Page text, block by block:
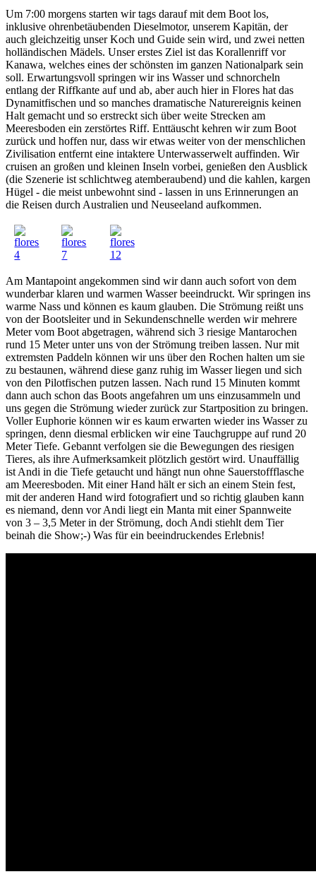
Um 7:00 morgens starten wir tags darauf mit dem Boot los,
inklusive ohrenbetäubenden Dieselmotor, unserem Kapitän, der
auch gleichzeitig unser Koch und Guide sein wird, und zwei netten
holländischen Mädels. Unser erstes Ziel ist das Korallenriff vor
Kanawa, welches eines der schönsten im ganzen Nationalpark sein
soll. Erwartungsvoll springen wir ins Wasser und schnorcheln
entlang der Riffkante auf und ab, aber auch hier in Flores hat das
Dynamitfischen und so manches dramatische Naturereignis keinen
Halt gemacht und so erstreckt sich über weite Strecken am
Meeresboden ein zerstörtes Riff. Enttäuscht kehren wir zum Boot
zurück und hoffen nur, dass wir etwas weiter von der menschlichen
Zivilisation entfernt eine intaktere Unterwasserwelt auffinden. Wir
cruisen an großen und kleinen Inseln vorbei, genießen den Ausblick
(die Szenerie ist schlichtweg atemberaubend) und die kahlen, kargen
Hügel - die meist unbewohnt sind - lassen in uns Erinnerungen an
die Reisen durch Australien und Neuseeland aufkommen.
Am Mantapoint angekommen sind wir dann auch sofort von dem
wunderbar klaren und warmen Wasser beeindruckt. Wir springen ins
warme Nass und können es kaum glauben. Die Strömung reißt uns
von der Bootsleiter und in Sekundenschnelle werden wir mehrere
Meter vom Boot abgetragen, während sich 3 riesige Mantarochen
rund 15 Meter unter uns von der Strömung treiben lassen. Nur mit
extremsten Paddeln können wir uns über den Rochen halten um sie
zu bestaunen, während diese ganz ruhig im Wasser liegen und sich
von den Pilotfischen putzen lassen. Nach rund 15 Minuten kommt
dann auch schon das Boots angefahren um uns einzusammeln und
uns gegen die Strömung wieder zurück zur Startposition zu bringen.
Voller Euphorie können wir es kaum erwarten wieder ins Wasser zu
springen, denn diesmal erblicken wir eine Tauchgruppe auf rund 20
Meter Tiefe. Gebannt verfolgen sie die Bewegungen des riesigen
Tieres, als ihre Aufmerksamkeit plötzlich gestört wird. Unauffällig
ist Andi in die Tiefe getaucht und hängt nun ohne Sauerstoffflasche
am Meeresboden. Mit einer Hand hält er sich an einem Stein fest,
mit der anderen Hand wird fotografiert und so richtig glauben kann
es niemand, denn vor Andi liegt ein Manta mit einer Spannweite
von 3 – 3,5 Meter in der Strömung, doch Andi stiehlt dem Tier
beinah die Show;-) Was für ein beeindruckendes Erlebnis!